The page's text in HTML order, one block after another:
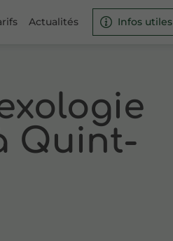
Actualités Infos utiles
Quint-